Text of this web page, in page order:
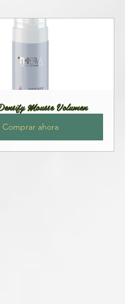
Mousse Volumen
Comprar ahora